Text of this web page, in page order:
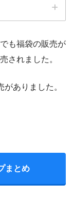
も福袋の販売が
されました。
ありました。
まとめ